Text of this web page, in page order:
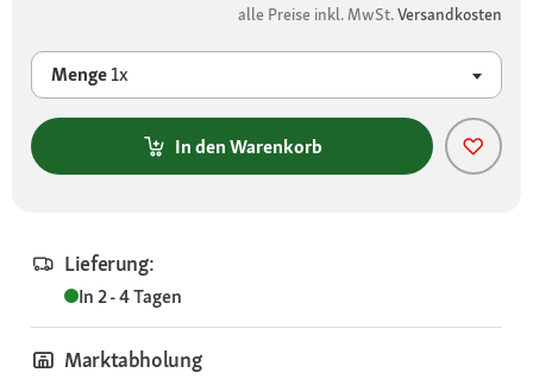
alle Preise inkl. MwSt.Versandkosten
Menge1x
In den Warenkorb
Lieferung:
In 2 - 4 Tagen
Marktabholung